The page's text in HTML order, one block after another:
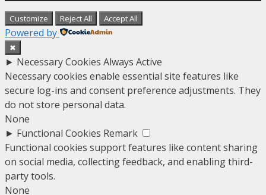
Customize Reject All Accept All
Powered by
✖
► Necessary Cookies Always Active
Necessary cookies enable essential site features like
secure log-ins and consent preference adjustments. They
do not store personal data.
None
► Functional Cookies Remark
Functional cookies support features like content sharing
on social media, collecting feedback, and enabling third-
party tools.
None